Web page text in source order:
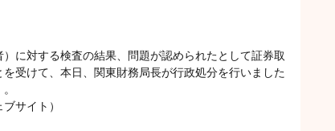
に対する検査の結果、問題が認められたとして証券取
受けて、本日、関東財務局長が行政処分を行いました
サイト）